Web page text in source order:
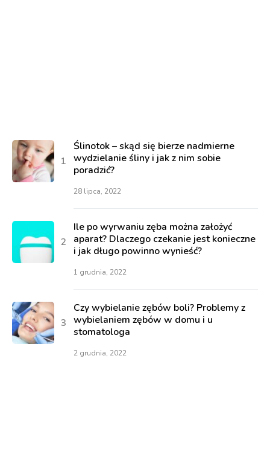
Ślinotok – skąd się bierze nadmierne
wydzielanie śliny i jak z nim sobie
poradzić?
28 lipca, 2022
Ile po wyrwaniu zęba można założyć
aparat? Dlaczego czekanie jest konieczne
i jak długo powinno wynieść?
1 grudnia, 2022
Czy wybielanie zębów boli? Problemy z
wybielaniem zębów w domu i u
stomatologa
2 grudnia, 2022